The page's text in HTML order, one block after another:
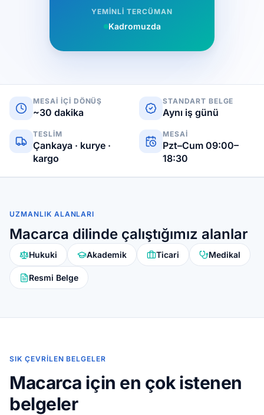
YEMINLI TERCÜMAN
Kadromuzda
MESAI IÇI DÖNÜŞ
~30 dakika
STANDART BELGE
Aynı iş günü
TESLIM
Çankaya · kurye ·
kargo
MESAI
Pzt–Cum 09:00–
18:30
UZMANLIK ALANLARI
Macarca dilinde çalıştığımız alanlar
Hukuki Akademik Ticari Medikal
Resmi Belge
SIK ÇEVRILEN BELGELER
Macarca için en çok istenen
belgeler